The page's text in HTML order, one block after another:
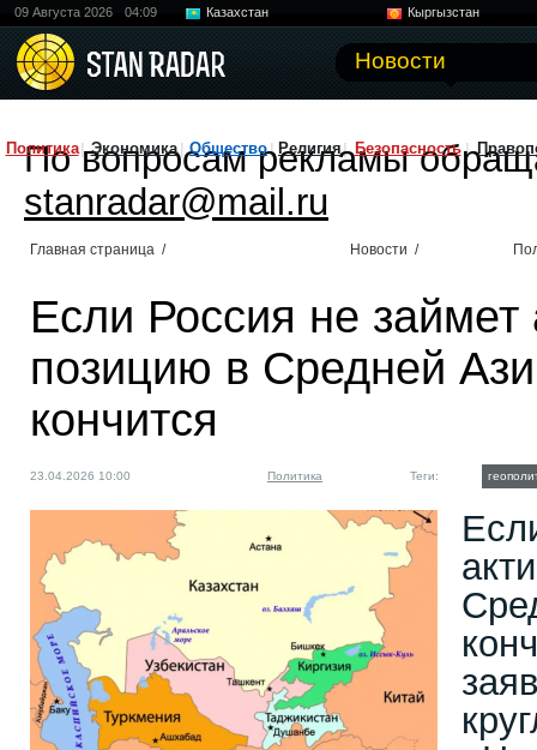
09 Августа 2026 04:09 Казахстан
Кыргызстан
Новости
Политика Экономика Общество Религия Безопасность
По вопросам рекламы
stanradar@mail.ru
Главная страница / Новости /
Если Россия не займет
позицию в Средней
кончится
23.04.2026 10:00 Политика Теги: